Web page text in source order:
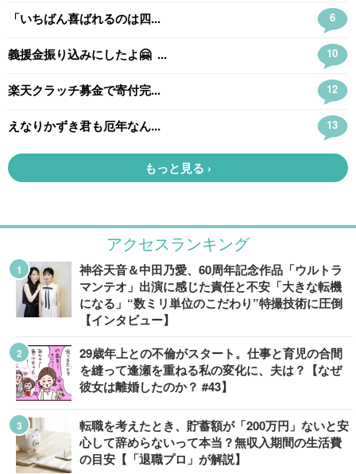
アクセスランキング
神谷天音＆中田乃愛、60周年記念作品「ウルトラ
マンテオ」出演に感じた責任と不安「大きな転機
になる」“数ミリ単位のこだわり”特撮技術に圧倒
【インタビュー】
29歳年上との不倫がスタート。仕事と育児の合間
を縫って逢瀬を重ねる私の変化に、夫は？【なぜ
彼女は離婚したのか？ #43】
転職を考えたとき、貯蓄額が「200万円」ないと安
心して辞めらないって本当？無収入期間の生活費
の目安【「退職プロ」が解説】